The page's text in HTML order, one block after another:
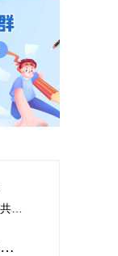
中国人民大学公共管理学院（苏州）